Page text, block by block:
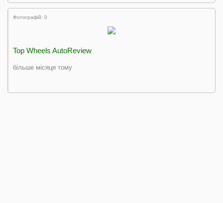
Фотографій: 0
Top Wheels AutoReview
більше місяця тому